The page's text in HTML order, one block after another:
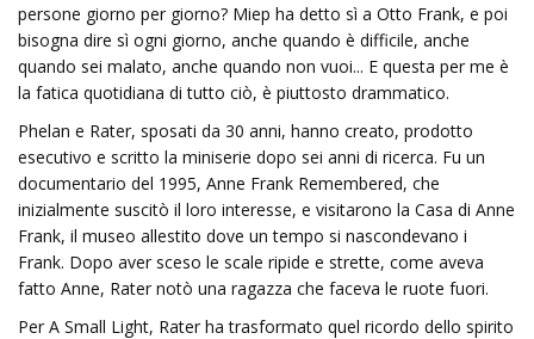
persone giorno per giorno? Miep ha detto sì a Otto Frank, e poi
bisogna dire sì ogni giorno, anche quando è difficile, anche
quando sei malato, anche quando non vuoi... E questa per me è
la fatica quotidiana di tutto ciò, è piuttosto drammatico.
Phelan e Rater, sposati da 30 anni, hanno creato, prodotto
esecutivo e scritto la miniserie dopo sei anni di ricerca. Fu un
documentario del 1995, Anne Frank Remembered, che
inizialmente suscitò il loro interesse, e visitarono la Casa di Anne
Frank, il museo allestito dove un tempo si nascondevano i
Frank. Dopo aver sceso le scale ripide e strette, come aveva
fatto Anne, Rater notò una ragazza che faceva le ruote fuori.
Per A Small Light, Rater ha trasformato quel ricordo dello spirito